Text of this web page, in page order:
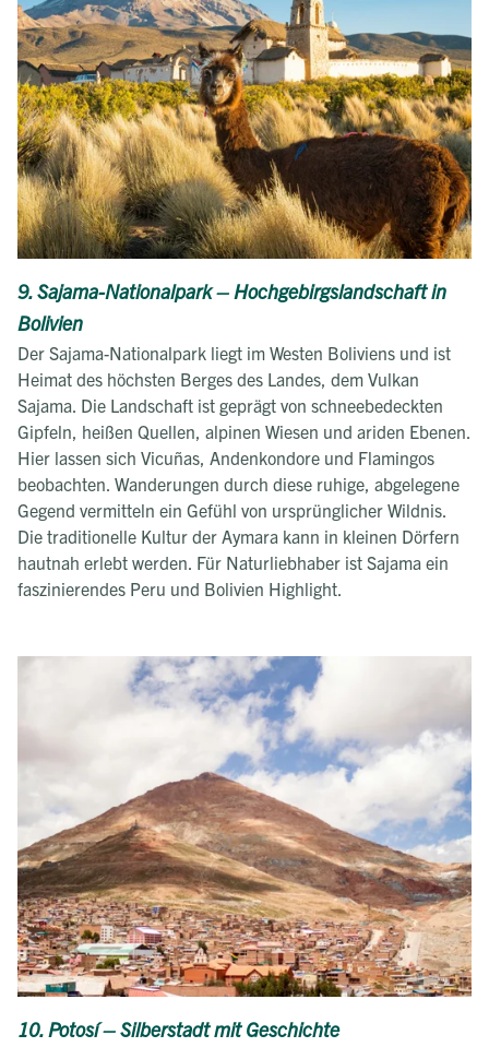
9. Sajama-Nationalpark – Hochgebirgslandschaft in
Bolivien
Der Sajama-Nationalpark liegt im Westen Boliviens und ist
Heimat des höchsten Berges des Landes, dem Vulkan
Sajama. Die Landschaft ist geprägt von schneebedeckten
Gipfeln, heißen Quellen, alpinen Wiesen und ariden Ebenen.
Hier lassen sich Vicuñas, Andenkondore und Flamingos
beobachten. Wanderungen durch diese ruhige, abgelegene
Gegend vermitteln ein Gefühl von ursprünglicher Wildnis.
Die traditionelle Kultur der Aymara kann in kleinen Dörfern
hautnah erlebt werden. Für Naturliebhaber ist Sajama ein
faszinierendes Peru und Bolivien Highlight.
10. Potosí – Silberstadt mit Geschichte